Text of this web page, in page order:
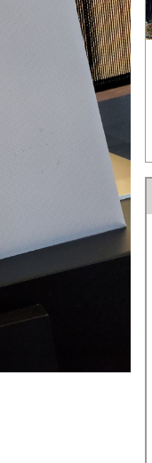
JAF
大阪マツダ 枚方店
法人営業部